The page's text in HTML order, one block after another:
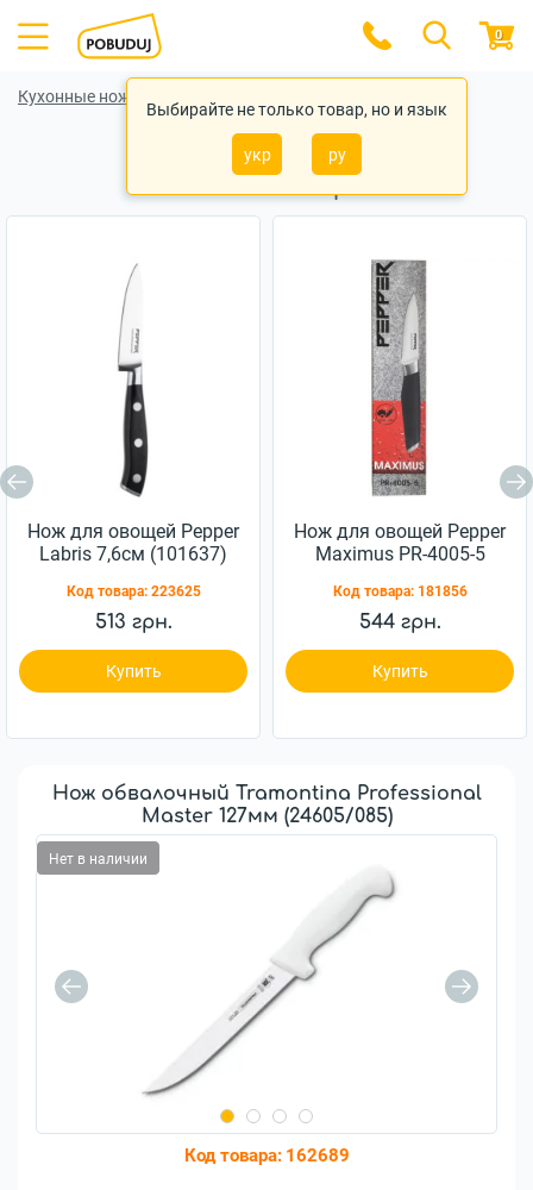
Выбирайте не только товар, но и язык
укр ру
0
Кухонные ножи
Похожие товары
Нож для овощей Pepper
Labris 7,6см (101637)
Код товара: 223625
513 грн.
Купить
Нож для овощей Pepper
Maximus PR-4005-5
Код товара: 181856
544 грн.
Купить
Нож обвалочный Tramontina Professional
Master 127мм (24605/085)
Нет в наличии
Код товара: 162689